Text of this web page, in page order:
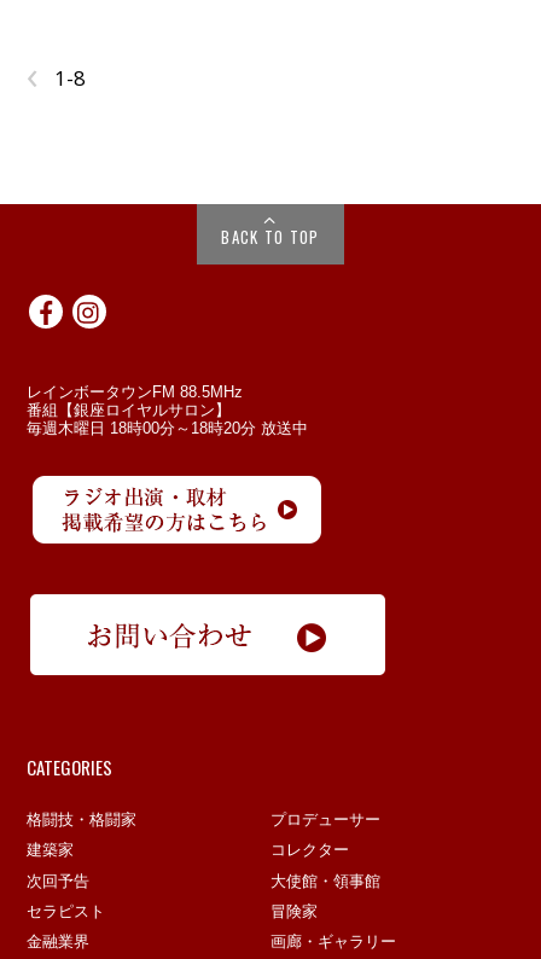
‹ 1-8
BACK TO TOP
レインボータウンFM 88.5MHz
番組【銀座ロイヤルサロン】
毎週木曜日 18時00分～18時20分 放送中
CATEGORIES
格闘技・格闘家
プロデューサー
建築家
コレクター
次回予告
大使館・領事館
セラピスト
冒険家
金融業界
画廊・ギャラリー